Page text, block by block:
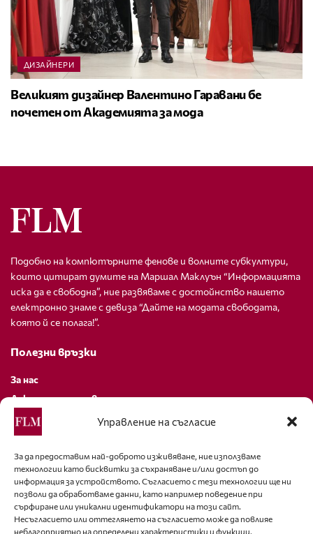
Управление на съгласие
За да предоставим най-доброто изживяване, ние използваме
технологии като бисквитки за съхраняване и/или достъп до
информация за устройството. Съгласието с тези технологии ще ни
позволи да обработваме данни, като например поведение при
сърфиране или уникални идентификатори на този сайт.
Несъгласието или оттеглянето на съгласието може да повлияе
неблагоприятно на определени характеристики и функции.
ДИЗАЙНЕРИ
Великият дизайнер Валентино Гаравани бе
почетен от Академията за мода
Подобно на компютърните фенове и волните субкултури,
които цитират думите на Маршал Маклуън “Информацията
иска да е свободна”, ние развяваме с достойнство нашето
електронно знаме с девиза “Дайте на модата свободата,
която й се полага!”.
Полезни връзки
За нас
Декларация за поверителност
Политика за бисквитки
За контакти
editor@fashion-lifestyle.net
+359 88 227 33 47